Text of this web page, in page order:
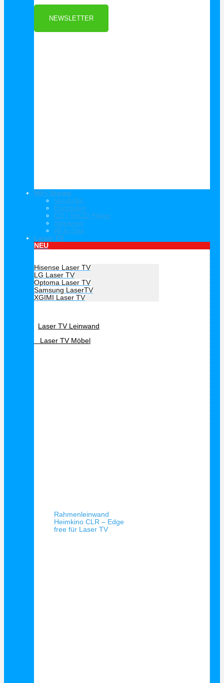
Als Danke schön für Ihre Anmeldung
NEWSLETTER
HiFi Stereo
Vorstufen
Endstufen
CD / SACD Player
Streamer
All in One
Laser TV
NEU
Hisense Laser TV
LG Laser TV
Optoma Laser TV
Samsung LaserTV
XGIMI Laser TV
Laser TV Leinwand
Laser TV Möbel
Rahmenleinwand
Heimkino CLR – Edge
free für Laser TV